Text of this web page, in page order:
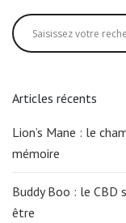
Articles récents
Lion’s Mane : le
mémoire
Buddy Boo : le CBD
être